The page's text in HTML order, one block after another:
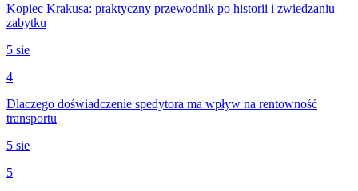
Kopiec Krakusa: praktyczny przewodnik po historii i zwiedzaniu
zabytku
5 sie
4
Dlaczego doświadczenie spedytora ma wpływ na rentowność
transportu
5 sie
5